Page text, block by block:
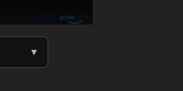
▼